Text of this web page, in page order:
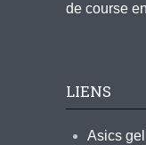
de course
LIENS
Asics